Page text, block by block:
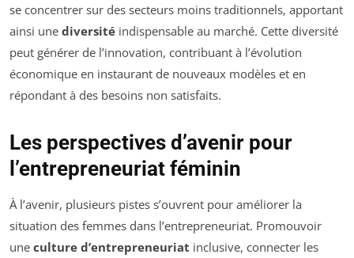
se concentrer sur des secteurs moins traditionnels, apportant
ainsi une diversité indispensable au marché. Cette diversité
peut générer de l’innovation, contribuant à l’évolution
économique en instaurant de nouveaux modèles et en
répondant à des besoins non satisfaits.
Les perspectives d’avenir pour
l’entrepreneuriat féminin
À l’avenir, plusieurs pistes s’ouvrent pour améliorer la
situation des femmes dans l’entrepreneuriat. Promouvoir
une culture d’entrepreneuriat inclusive, connecter les